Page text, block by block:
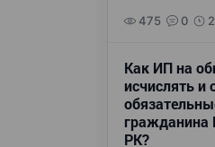
475 0
Как ИП на
исчислять и
гражданина
РК?